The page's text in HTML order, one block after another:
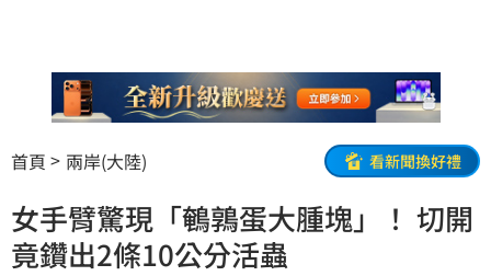
首頁 兩岸(大陸) 看新聞換好禮
女手臂驚現「鵪鶉蛋大腫塊」！ 切開
竟鑽出2條10公分活蟲